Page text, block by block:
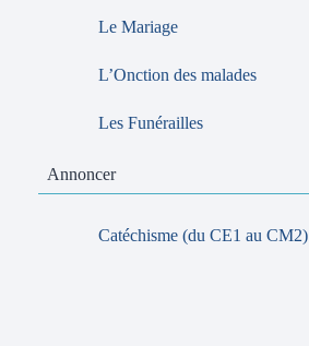
Le Mariage
L’Onction des malades
Les Funérailles
Annoncer
Catéchisme (du CE1 au CM2)